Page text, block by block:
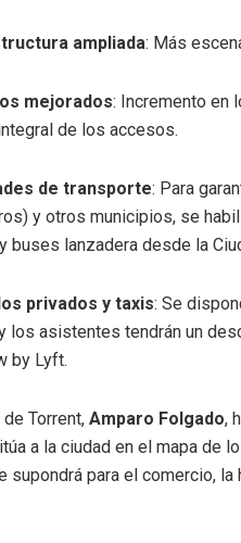
ampliada: Más
mejorados: Incremento en
de los accesos.
de transporte: Para
y otros municipios, se
y buses lanzadera desde la
privados y taxis: Se
los asistentes tendrán un
by Lyft.
Torrent, Amparo Folgado,
a la ciudad en el mapa de
supondrá para el comercio,